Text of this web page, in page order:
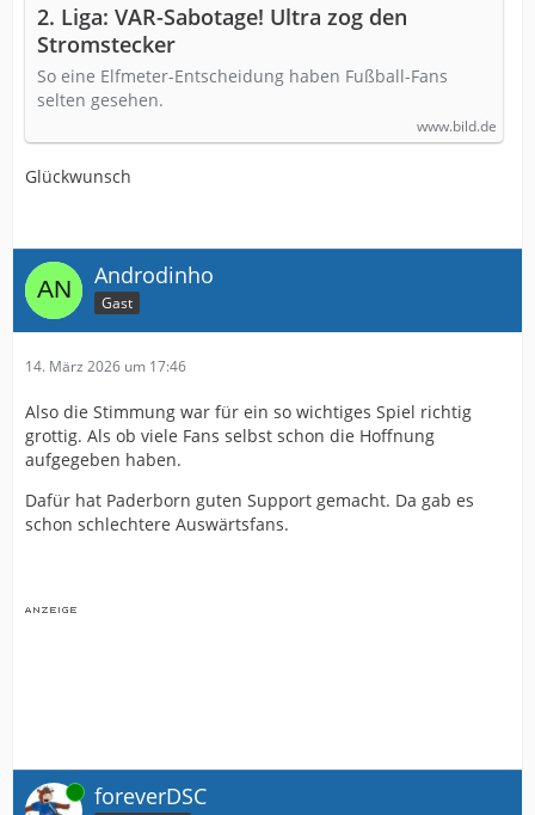
2. Liga: VAR-Sabotage! Ultra zog den
Stromstecker
So eine Elfmeter-Entscheidung haben Fußball-Fans
selten gesehen.
www.bild.de
Glückwunsch
Androdinho
Gast
14. März 2026 um 17:46
Also die Stimmung war für ein so wichtiges Spiel richtig
grottig. Als ob viele Fans selbst schon die Hoffnung
aufgegeben haben.
Dafür hat Paderborn guten Support gemacht. Da gab es
schon schlechtere Auswärtsfans.
Online foreverDSC